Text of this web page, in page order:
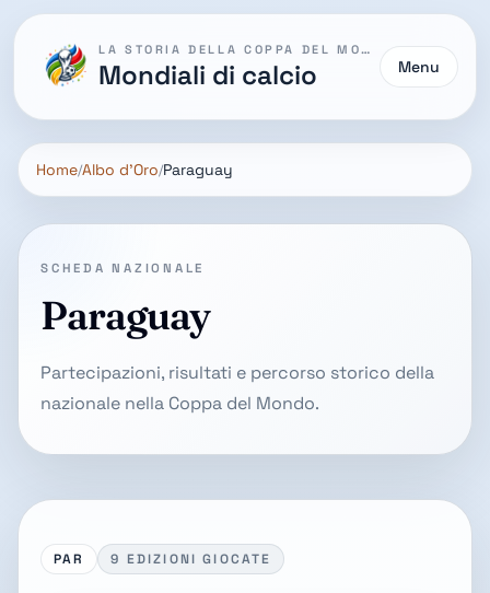
LA STORIA DELLA COPPA DEL MONDO
Mondiali di calcio Menu
Home Albo d'Oro Paraguay
SCHEDA NAZIONALE
Paraguay
Partecipazioni, risultati e percorso storico della
nazionale nella Coppa del Mondo.
PAR 9 EDIZIONI GIOCATE